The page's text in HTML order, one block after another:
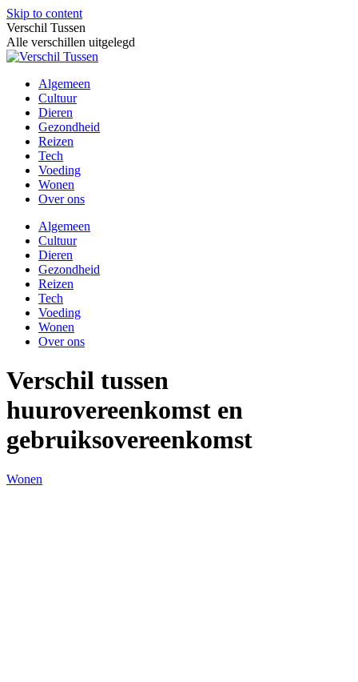
Skip to content
Verschil Tussen
Alle verschillen uitgelegd
Algemeen
Cultuur
Dieren
Gezondheid
Reizen
Tech
Voeding
Wonen
Over ons
Algemeen
Cultuur
Dieren
Gezondheid
Reizen
Tech
Voeding
Wonen
Over ons
Verschil tussen
huurovereenkomst en
gebruiksovereenkomst
Wonen